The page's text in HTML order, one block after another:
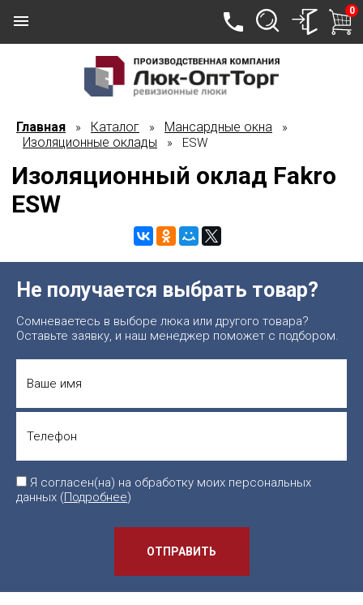
0
Главная » Каталог » Мансардные окна »
Изоляционные оклады » ESW
Изоляционный оклад Fakro
ESW
Не получается выбрать товар?
Сомневаетесь в выборе люка или другого товара?
Оставьте заявку, и наш менеджер поможет с подбором.
Я согласен(на) на обработку моих персональных
данных (Подробнее)
ОТПРАВИТЬ